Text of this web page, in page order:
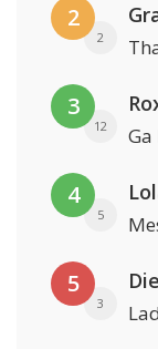
2
2
3
12 Ga
4
5
5
3